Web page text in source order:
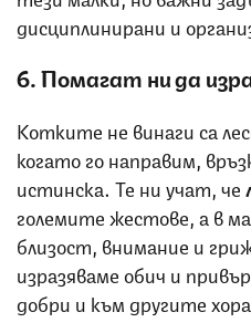
дисциплинирани и
6. Помагат ни да
Котките не винаги са
когато го направим,
истинска. Те ни учат, че
големите жестове, а в
близост, внимание и
изразяваме обич и
добри и към другите